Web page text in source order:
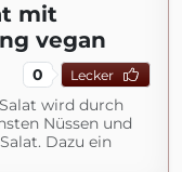
mit
vegan
0 Lecker
wird durch
Nüssen und
Dazu ein